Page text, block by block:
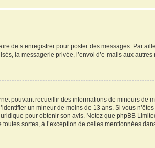
de s’enregistrer pour poster des messages. Par
la messagerie privée, l’envoi d’e-mails aux autres
pouvant recueillir des informations de mineurs de
un mineur de moins de 13 ans. Si vous
pour obtenir son avis. Notez que phpBB
sortes, à l’exception de celles mentionnées